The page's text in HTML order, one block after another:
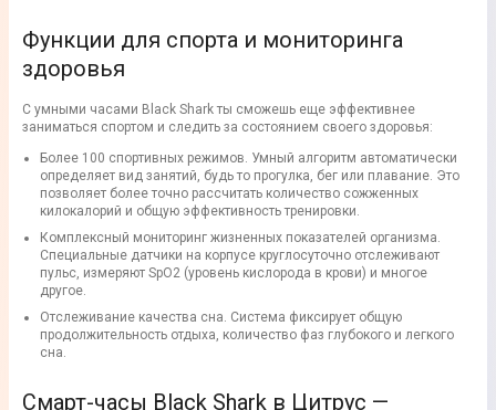
Функции для спорта и мониторинга
здоровья
С умными часами Black Shark ты сможешь еще эффективнее
заниматься спортом и следить за состоянием своего здоровья:
Более 100 спортивных режимов. Умный алгоритм автоматически
определяет вид занятий, будь то прогулка, бег или плавание. Это
позволяет более точно рассчитать количество сожженных
килокалорий и общую эффективность тренировки.
Комплексный мониторинг жизненных показателей организма.
Специальные датчики на корпусе круглосуточно отслеживают
пульс, измеряют SpO2 (уровень кислорода в крови) и многое
другое.
Отслеживание качества сна. Система фиксирует общую
продолжительность отдыха, количество фаз глубокого и легкого
сна.
Смарт-часы Black Shark в Цитрус —